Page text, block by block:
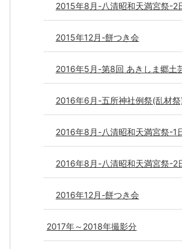
2015年8月-八清昭和天満宮祭-2
2015年12月-餅つき会
2016年5月-第8回 あきしま郷土
2016年6月-五所神社例祭(乱材
2016年8月-八清昭和天満宮祭-1
2016年8月-八清昭和天満宮祭-2
2016年12月-餅つき会
2017年～2018年撮影分